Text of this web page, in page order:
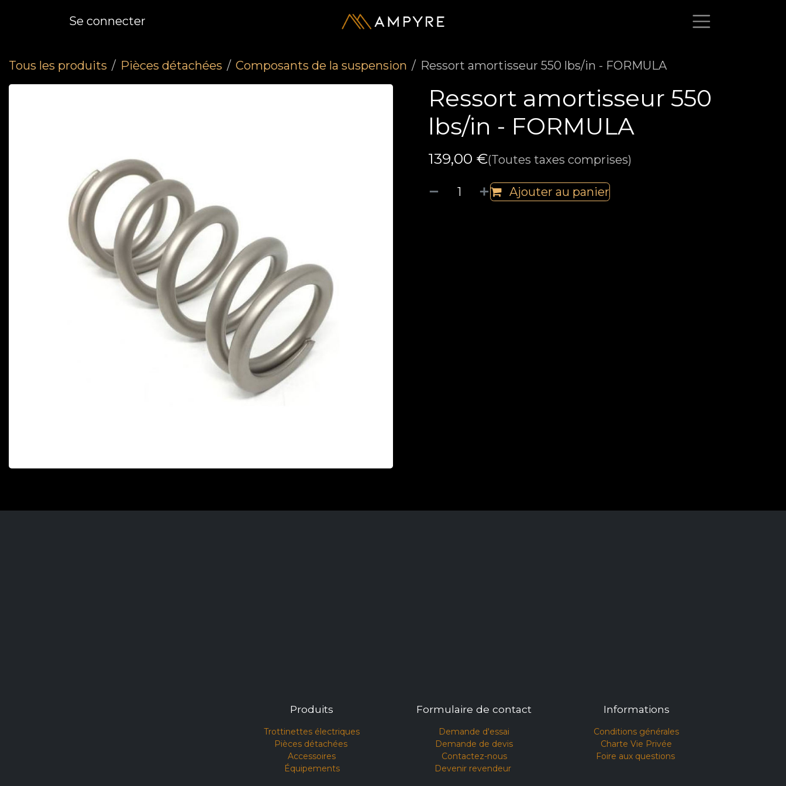
Se connecter
Tous les produits Pièces détachées Composants de la suspension Ressort amortisseur 550 lbs/in - FORMULA
Ressort amortisseur 550
lbs/in - FORMULA
139,00 €(Toutes taxes comprises)
Ajouter au panier
Produits
Trottinettes électriques
Pièces détachées
Accessoires
Équipements
Formulaire de contact
Demande d'essai​
Demande de devis
Contactez-nous
Devenir revendeur
Informations
Conditions générales​
Charte Vie Privée
Foire aux questions